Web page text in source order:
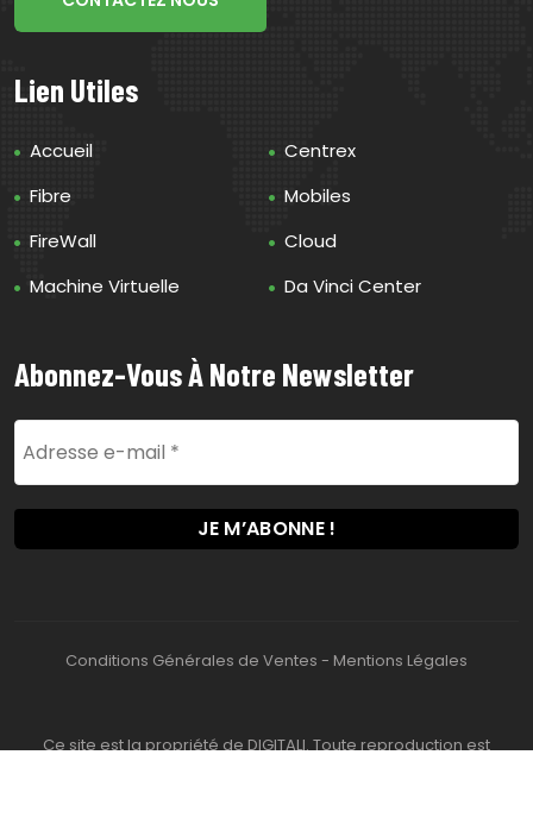
Lien Utiles
Accueil
Centrex
Fibre
Mobiles
FireWall
Cloud
Machine Virtuelle
Da Vinci Center
Abonnez-Vous À Notre Newsletter
Conditions Générales de Ventes - Mentions Légales
Ce site est la propriété de DIGITALI. Toute reproduction est